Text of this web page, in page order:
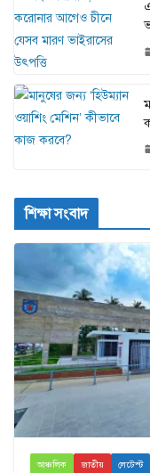
শিক্ষা সংবাদ
আঞ্চলিক জাতীয় লেটেস্ট